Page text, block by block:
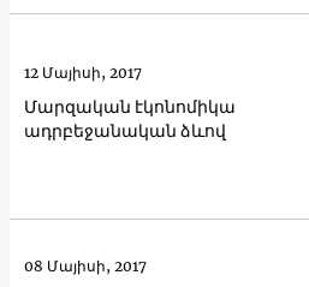
Մարզական էկոնոմիկա
ադրբեջանական ձևով
12 Մայիսի, 2017
08 Մայիսի, 2017